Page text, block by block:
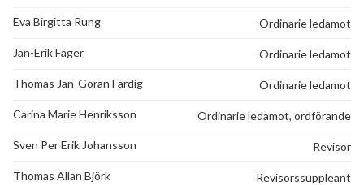
Eva Birgitta Rung Ordinarie ledamot
Jan-Erik Fager Ordinarie ledamot
Thomas Jan-Göran Färdig Ordinarie ledamot
Carina Marie Henriksson Ordinarie ledamot, ordförande
Sven Per Erik Johansson Revisor
Thomas Allan Björk Revisorssuppleant